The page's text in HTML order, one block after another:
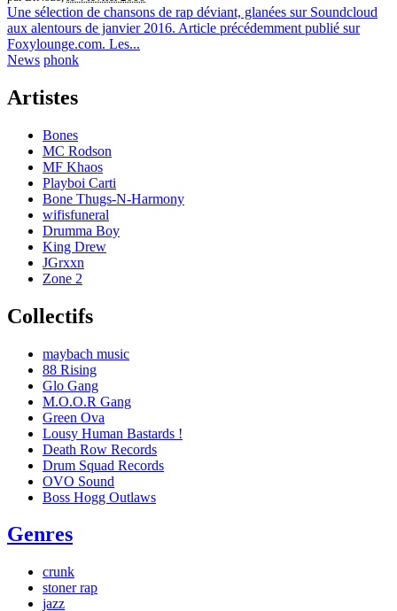
Une sélection de chansons de rap déviant, glanées sur Soundcloud
aux alentours de janvier 2016. Article précédemment publié sur
Foxylounge.com. Les...
News phonk
Artistes
Bones
MC Rodson
MF Khaos
Playboi Carti
Bone Thugs-N-Harmony
wifisfuneral
Drumma Boy
King Drew
JGrxxn
Zone 2
Collectifs
maybach music
88 Rising
Glo Gang
M.O.O.R Gang
Green Ova
Lousy Human Bastards !
Death Row Records
Drum Squad Records
OVO Sound
Boss Hogg Outlaws
Genres
crunk
stoner rap
jazz